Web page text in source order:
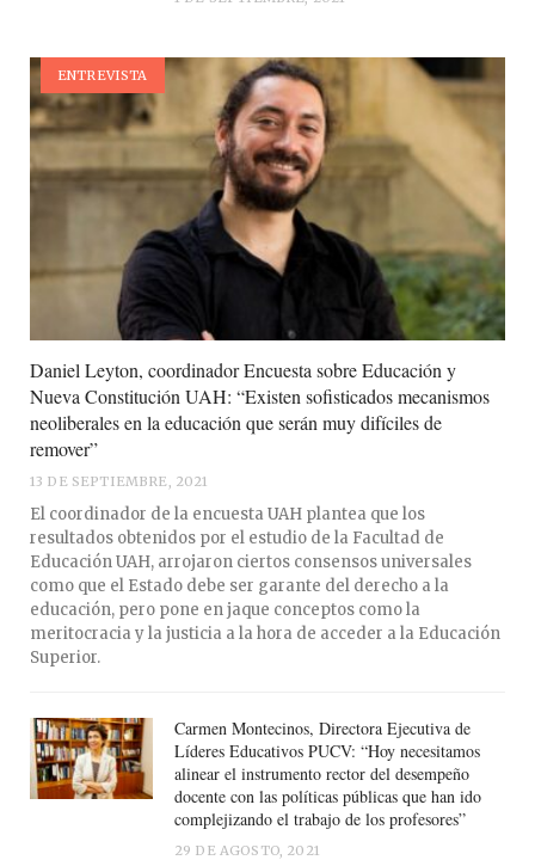
ENTREVISTA
Daniel Leyton, coordinador Encuesta sobre Educación y
Nueva Constitución UAH: “Existen sofisticados mecanismos
neoliberales en la educación que serán muy difíciles de
remover”
13 DE SEPTIEMBRE, 2021
El coordinador de la encuesta UAH plantea que los
resultados obtenidos por el estudio de la Facultad de
Educación UAH, arrojaron ciertos consensos universales
como que el Estado debe ser garante del derecho a la
educación, pero pone en jaque conceptos como la
meritocracia y la justicia a la hora de acceder a la Educación
Superior.
Carmen Montecinos, Directora Ejecutiva de
Líderes Educativos PUCV: “Hoy necesitamos
alinear el instrumento rector del desempeño
docente con las políticas públicas que han ido
complejizando el trabajo de los profesores”
29 DE AGOSTO, 2021